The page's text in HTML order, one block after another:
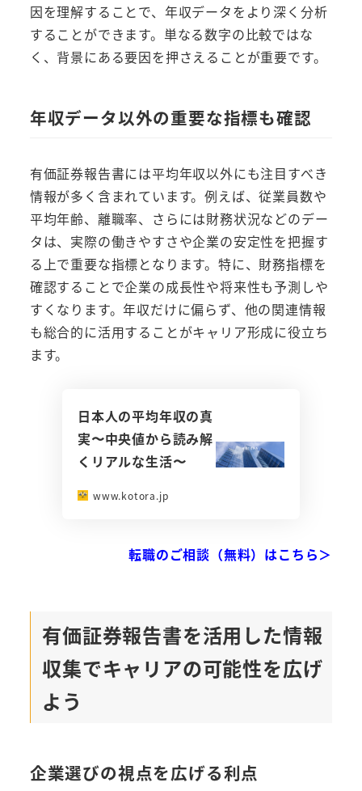
因を理解することで、年収データをより深く分析
することができます。単なる数字の比較ではな
く、背景にある要因を押さえることが重要です。
年収データ以外の重要な指標も確認
有価証券報告書には平均年収以外にも注目すべき
情報が多く含まれています。例えば、従業員数や
平均年齢、離職率、さらには財務状況などのデー
タは、実際の働きやすさや企業の安定性を把握す
る上で重要な指標となります。特に、財務指標を
確認することで企業の成長性や将来性も予測しや
すくなります。年収だけに偏らず、他の関連情報
も総合的に活用することがキャリア形成に役立ち
ます。
日本人の平均年収の真
実〜中央値から読み解
くリアルな生活〜
www.kotora.jp
転職のご相談（無料）はこちら＞
有価証券報告書を活用した情報
収集でキャリアの可能性を広げ
よう
企業選びの視点を広げる利点